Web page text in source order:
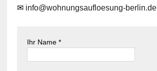
✉ info@wohnungsaufloesung-berlin.de
Ihr Name *